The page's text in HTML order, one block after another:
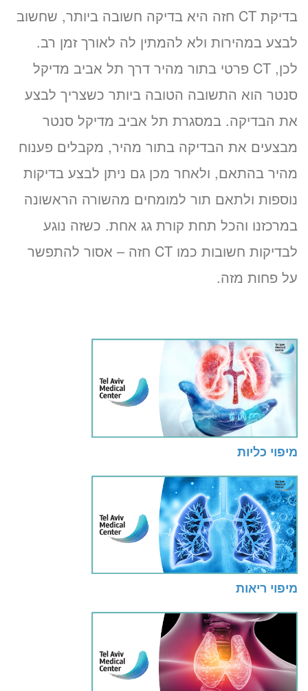
בדיקת CT חזה היא בדיקה חשובה ביותר, שחשוב
לבצע במהירות ולא להמתין לה לאורך זמן רב.
לכן, CT פרטי בתור מהיר דרך תל אביב מדיקל
סנטר הוא התשובה הטובה ביותר כשצריך לבצע
את הבדיקה. במסגרת תל אביב מדיקל סנטר
מבצעים את הבדיקה בתור מהיר, מקבלים פענוח
מהיר בהתאם, ולאחר מכן גם ניתן לבצע בדיקות
נוספות ולתאם תור למומחים מהשורה הראשונה
במרכזנו והכל תחת קורת גג אחת. כשזה נוגע
לבדיקות חשובות כמו CT חזה – אסור להתפשר
על פחות מזה.
מיפוי כליות
מיפוי ריאות